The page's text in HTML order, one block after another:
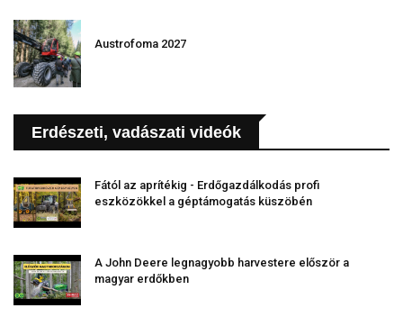
Austrofoma 2027
Erdészeti, vadászati videók
Fától az aprítékig - Erdőgazdálkodás profi
eszközökkel a géptámogatás küszöbén
A John Deere legnagyobb harvestere először a
magyar erdőkben